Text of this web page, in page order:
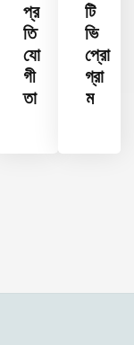
প্র
তি
যো
গী
তা
টি
ভি
প্রো
গ্রা
ম